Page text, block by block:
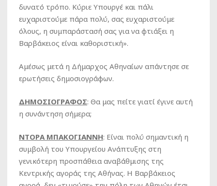
δυνατό τρόπο. Κύριε Υπουργέ και πάλι
ευχαριστούμε πάρα πολύ, σας ευχαριστούμε
όλους, η συμπαράστασή σας για να φτιάξει η
Βαρβάκειος είναι καθοριστική».
Αμέσως μετά η Δήμαρχος Αθηναίων απάντησε σε
ερωτήσεις δημοσιογράφων.
ΔΗΜΟΣΙΟΓΡΑΦΟΣ: Θα μας πείτε γιατί έγινε αυτή
η συνάντηση σήμερα;
ΝΤΟΡΑ ΜΠΑΚΟΓΙΑΝΝΗ: Είναι πολύ σημαντική η
συμβολή του Υπουργείου Ανάπτυξης στη
γενικότερη προσπάθεια αναβάθμισης της
Κεντρικής αγοράς της Αθήνας. Η Βαρβάκειος